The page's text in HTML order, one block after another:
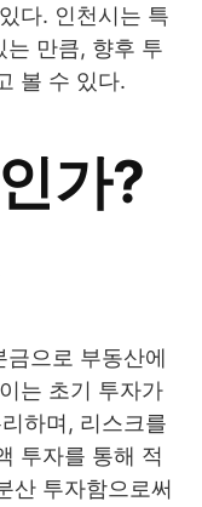
다. 인천시는 특
만큼, 향후 투
볼 수 있다.
가?
으로 부동산에
는 초기 투자가
하며, 리스크를
투자를 통해 적
산 투자함으로써